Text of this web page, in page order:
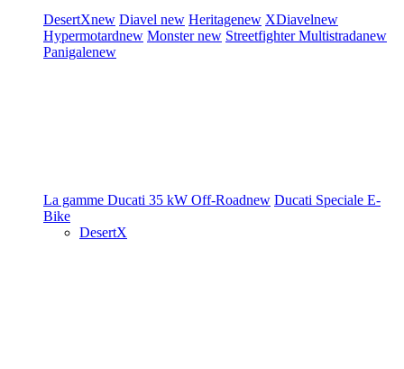
DesertXnew Diavel new Heritagenew XDiavelnew
Hypermotardnew Monsternew StreetfighterMultistradanew
Panigalenew
La gamme Ducati 35 kW Off-Roadnew Ducati Speciale E-
Bike
DesertX